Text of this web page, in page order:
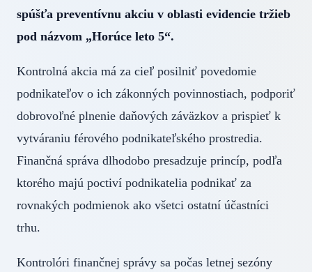
spúšťa preventívnu akciu v oblasti evidencie tržieb
pod názvom „Horúce leto 5“.
Kontrolná akcia má za cieľ posilniť povedomie
podnikateľov o ich zákonných povinnostiach, podporiť
dobrovoľné plnenie daňových záväzkov a prispieť k
vytváraniu férového podnikateľského prostredia.
Finančná správa dlhodobo presadzuje princíp, podľa
ktorého majú poctiví podnikatelia podnikať za
rovnakých podmienok ako všetci ostatní účastníci
trhu.
Kontrolóri finančnej správy sa počas letnej sezóny